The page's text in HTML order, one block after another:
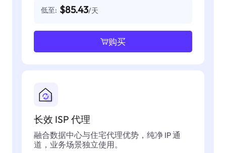
低至: $85.43/天
购买
长效 ISP 代理
融合数据中心与住宅代理优势，纯净 IP 通
道，业务场景独立使用。